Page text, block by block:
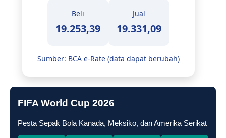
Beli
19.253,39
Jual
19.331,09
Sumber: BCA e-Rate (data dapat berubah)
FIFA World Cup 2026
Pesta Sepak Bola Kanada, Meksiko, dan Amerika Serikat